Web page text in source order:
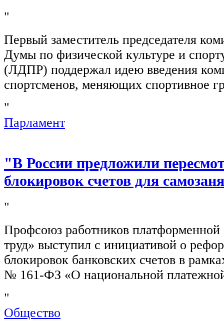
"
Первый заместитель председателя
Думы по физической культуре и
(ЛДПР) поддержал идею введения
спортсменов, меняющих спортивное
"
Парламент
"В России предложили
блокировок счетов для
"
Профсоюз работников
труд» выступил с инициативой о
блокировок банковских счетов в
№ 161-ФЗ «О национальной
"
Общество